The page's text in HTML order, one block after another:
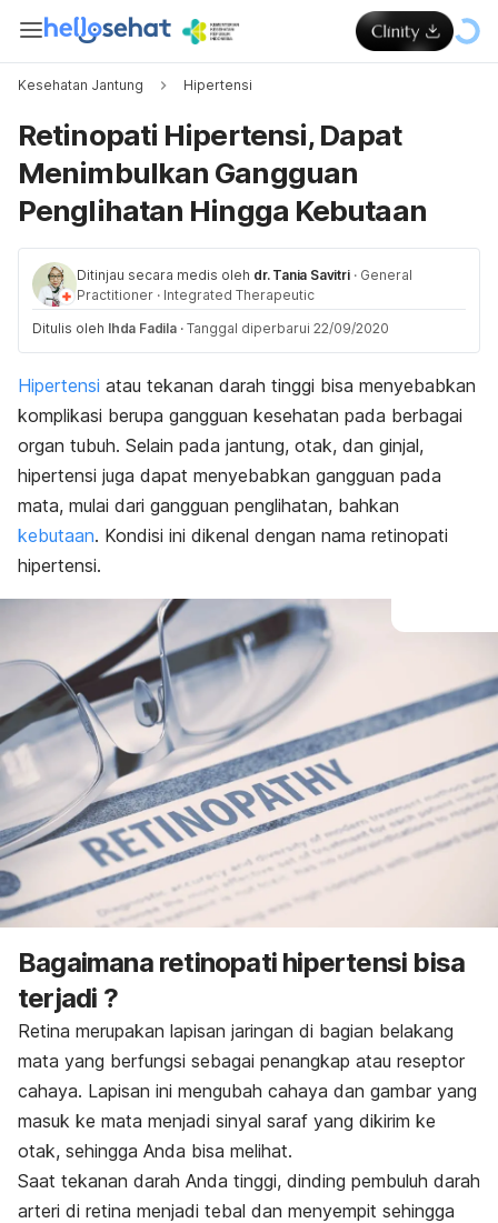
Kesehatan Jantung Hipertensi
Retinopati Hipertensi, Dapat
Menimbulkan Gangguan
Penglihatan Hingga Kebutaan
Ditinjau secara medis oleh dr. Tania Savitri · General
Practitioner · Integrated Therapeutic
Ditulis oleh Ihda Fadila · Tanggal diperbarui 22/09/2020
Hipertensi atau tekanan darah tinggi bisa menyebabkan
komplikasi berupa gangguan kesehatan pada berbagai
organ tubuh. Selain pada jantung, otak, dan ginjal,
hipertensi juga dapat menyebabkan gangguan pada
mata, mulai dari gangguan penglihatan, bahkan
kebutaan. Kondisi ini dikenal dengan nama retinopati
hipertensi.
Bagaimana retinopati hipertensi bisa
terjadi ?
Retina merupakan lapisan jaringan di bagian belakang
mata yang berfungsi sebagai penangkap atau reseptor
cahaya. Lapisan ini mengubah cahaya dan gambar yang
masuk ke mata menjadi sinyal saraf yang dikirim ke
otak, sehingga Anda bisa melihat.
Saat tekanan darah Anda tinggi, dinding pembuluh darah
arteri di retina menjadi tebal dan menyempit sehingga